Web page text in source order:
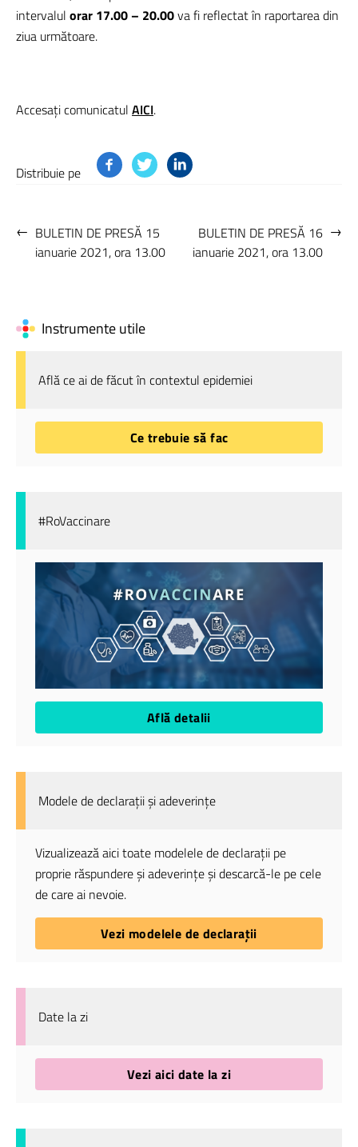
intervalul orar 17.00 – 20.00va fi reflectat în raportarea din
ziua următoare.
Accesați comunicatul AICI.
Distribuie pe
← BULETIN DE PRESĂ 15
ianuarie 2021, ora 13.00
BULETIN DE PRESĂ 16
ianuarie 2021, ora 13.00
→
Instrumente utile
Află ce ai de făcut în contextul epidemiei
Ce trebuie să fac
#RoVaccinare
Află detalii
Modele de declarații și adeverințe
Vizualizează aici toate modelele de declarații pe
proprie răspundere și adeverințe și descarcă-le pe cele
de care ai nevoie.
Vezi modelele de declarații
Date la zi
Vezi aici date la zi